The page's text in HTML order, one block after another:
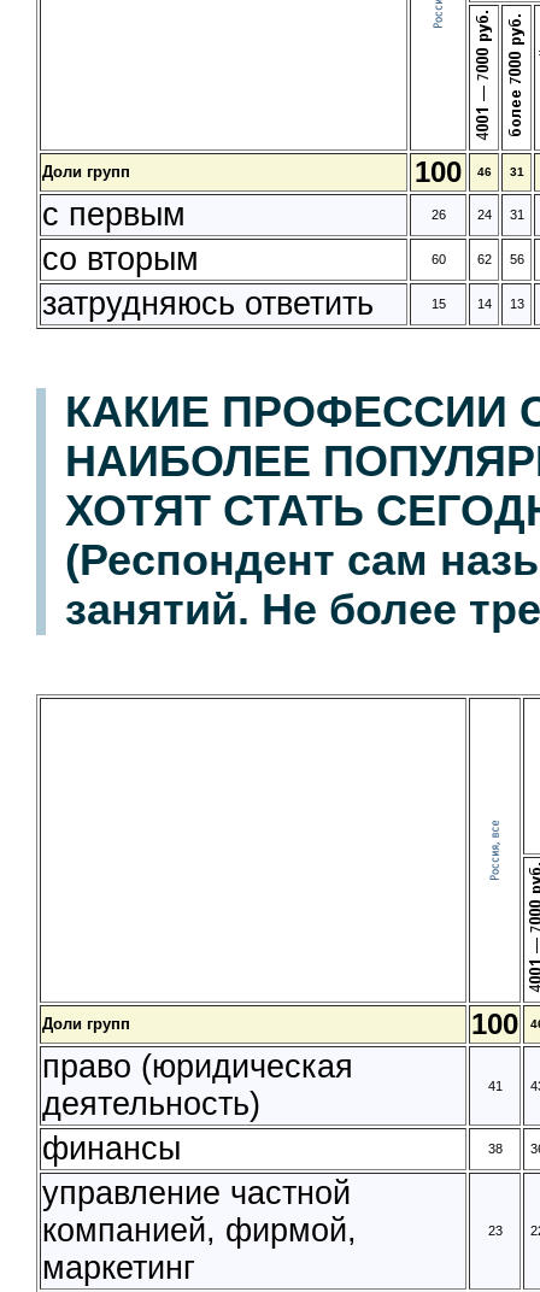
Доли групп 100 46 31
с первым 26 24 31
со вторым 60 62 56
затрудняюсь ответить 15 14 13
КАКИЕ ПРОФЕССИИ
НАИБОЛЕЕ
ХОТЯТ СТАТЬ
(Респондент сам
занятий. Не более
Доли групп 100
право (юридическая
деятельность)
41
финансы 38
управление частной
компанией, фирмой,
маркетинг
23